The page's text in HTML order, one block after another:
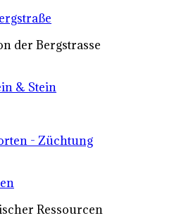
der Bergstrasse
& Stein
- Züchtung
Ressourcen